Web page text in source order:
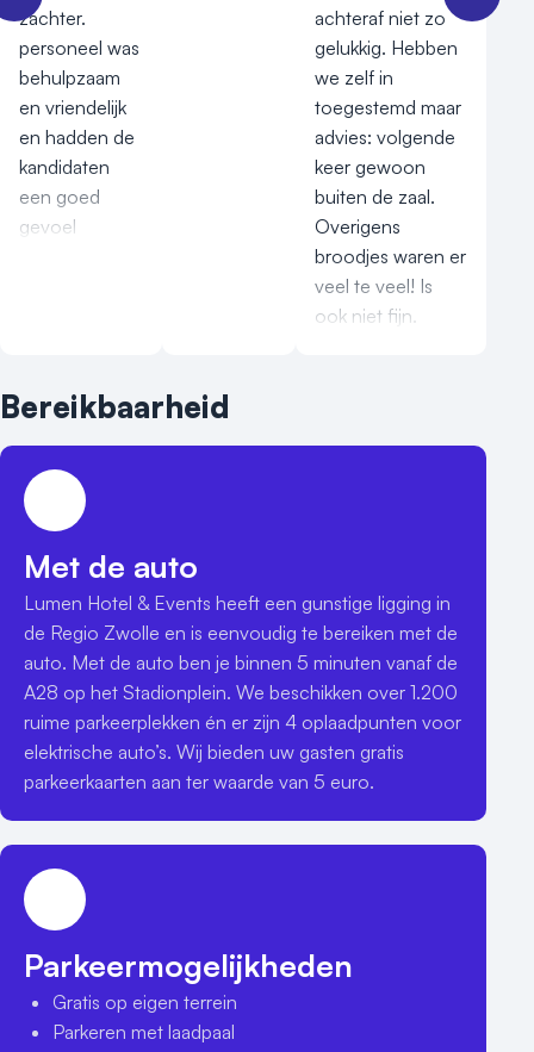
zachter.
personeel was
behulpzaam
en vriendelijk
en hadden de
kandidaten
een goed
gevoel
achteraf niet zo
gelukkig. Hebben
we zelf in
toegestemd maar
advies: volgende
keer gewoon
buiten de zaal.
Overigens
broodjes waren er
veel te veel! Is
ook niet fijn.
Bereikbaarheid
Met de auto
Lumen Hotel & Events heeft een gunstige ligging in
de Regio Zwolle en is eenvoudig te bereiken met de
auto. Met de auto ben je binnen 5 minuten vanaf de
A28 op het Stadionplein. We beschikken over 1.200
ruime parkeerplekken én er zijn 4 oplaadpunten voor
elektrische auto’s. Wij bieden uw gasten gratis
parkeerkaarten aan ter waarde van 5 euro.
Parkeermogelijkheden
Gratis op eigen terrein
Parkeren met laadpaal